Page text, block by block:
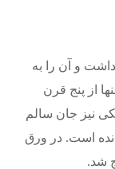
و آن را به
از پنج قرن
نیز جان سالم
است. در ورق